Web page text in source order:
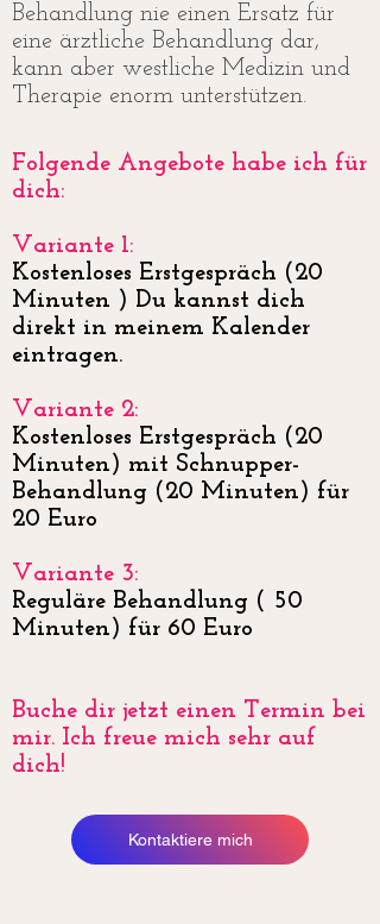
Behandlung nie einen Ersatz für
eine ärztliche Behandlung dar,
kann aber westliche Medizin und
Therapie enorm unterstützen.
Folgende Angebote habe ich für
dich:
Variante 1:
Kostenloses Erstgespräch (20
Minuten ) Du kannst dich
direkt in meinem Kalender
eintragen.
Variante 2:
Kostenloses Erstgespräch (20
Minuten) mit Schnupper-
Behandlung (20 Minuten) für
20 Euro
Variante 3:
Reguläre Behandlung ( 50
Minuten) für 60 Euro
Buche dir jetzt einen Termin bei
mir. Ich freue mich sehr auf
dich!
Kontaktiere mich